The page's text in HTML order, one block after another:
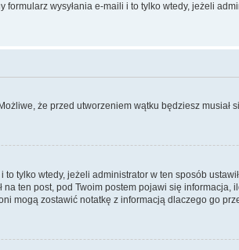
wysyłania e-maili i to tylko wtedy, jeżeli
że przed utworzeniem wątku będziesz
tylko wtedy, jeżeli administrator w ten sposób
ten post, pod Twoim postem pojawi się informacja,
mogą zostawić notatkę z informacją dlaczego go